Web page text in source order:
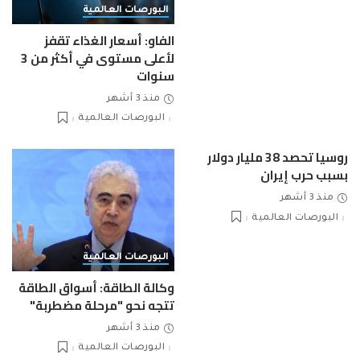
البورصات العالمية
الفاو: أسعار الغذاء تقفز
لأعلى مستوى في أكثر من 3
سنوات
منذ 3 أشهر
البورصات العالمية
روسيا تحصد 38 مليار دولار
بسبب حرب إيران
منذ 3 أشهر
البورصات العالمية
البورصات العالمية
وكالة الطاقة: أسواق الطاقة
تتجه نحو "مرحلة مضطربة"
منذ 3 أشهر
البورصات العالمية